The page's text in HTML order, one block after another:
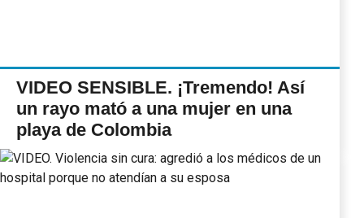
VIDEO SENSIBLE. ¡Tremendo! Así
un rayo mató a una mujer en una
playa de Colombia